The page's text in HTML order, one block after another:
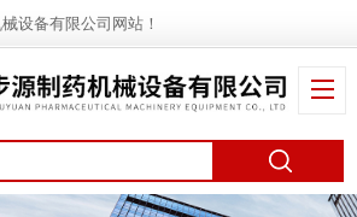
设备有限公司网站！